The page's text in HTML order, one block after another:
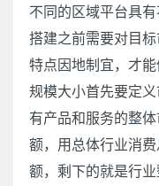
不同的区域平台具
搭建之前需要对目
特点因地制宜，才
规模大小首先要定
有产品和服务的整
额，用总体行业消
额，剩下的就是行